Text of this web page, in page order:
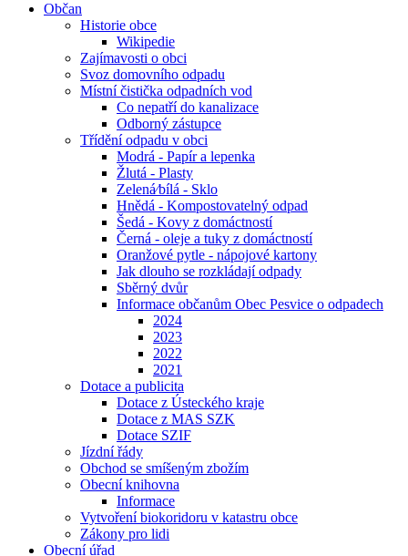
Občan
Historie obce
Wikipedie
Zajímavosti o obci
Svoz domovního odpadu
Místní čistička odpadních vod
Co nepatří do kanalizace
Odborný zástupce
Třídění odpadu v obci
Modrá - Papír a lepenka
Žlutá - Plasty
Zelená⁄bílá - Sklo
Hnědá - Kompostovatelný odpad
Šedá - Kovy z domáctností
Černá - oleje a tuky z domáctností
Oranžové pytle - nápojové kartony
Jak dlouho se rozkládají odpady
Sběrný dvůr
Informace občanům Obec Pesvice o odpadech
2024
2023
2022
2021
Dotace a publicita
Dotace z Ústeckého kraje
Dotace z MAS SZK
Dotace SZIF
Jízdní řády
Obchod se smíšeným zbožím
Obecní knihovna
Informace
Vytvoření biokoridoru v katastru obce
Zákony pro lidi
Obecní úřad